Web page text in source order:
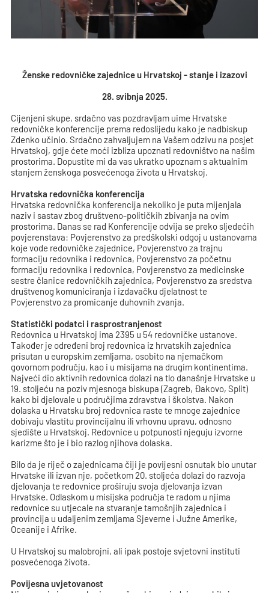
Ženske redovničke zajednice u Hrvatskoj - stanje i izazovi
28. svibnja 2025.
Cijenjeni skupe, srdačno vas pozdravljam uime Hrvatske
redovničke konferencije prema redoslijedu kako je nadbiskup
Zdenko učinio. Srdačno zahvaljujem na Vašem odzivu na posjet
Hrvatskoj, gdje ćete moći izbliza upoznati redovništvo na našim
prostorima. Dopustite mi da vas ukratko upoznam s aktualnim
stanjem ženskoga posvećenoga života u Hrvatskoj.
Hrvatska redovnička konferencija
Hrvatska redovnička konferencija nekoliko je puta mijenjala
naziv i sastav zbog društveno-političkih zbivanja na ovim
prostorima. Danas se rad Konferencije odvija se preko sljedećih
povjerenstava: Povjerenstvo za predškolski odgoj u ustanovama
koje vode redovničke zajednice, Povjerenstvo za trajnu
formaciju redovnika i redovnica, Povjerenstvo za početnu
formaciju redovnika i redovnica, Povjerenstvo za medicinske
sestre članice redovničkih zajednica, Povjerenstvo za sredstva
društvenog komuniciranja i izdavačku djelatnost te
Povjerenstvo za promicanje duhovnih zvanja.
Statistički podatci i rasprostranjenost
Redovnica u Hrvatskoj ima 2395 u 54 redovničke ustanove.
Također je određeni broj redovnica iz hrvatskih zajednica
prisutan u europskim zemljama, osobito na njemačkom
govornom području, kao i u misijama na drugim kontinentima.
Najveći dio aktivnih redovnica dolazi na tlo današnje Hrvatske u
19. stoljeću na poziv mjesnoga biskupa (Zagreb, Đakovo, Split)
kako bi djelovale u područjima zdravstva i školstva. Nakon
dolaska u Hrvatsku broj redovnica raste te mnoge zajednice
dobivaju vlastitu provincijalnu ili vrhovnu upravu, odnosno
sjedište u Hrvatskoj. Redovnice u potpunosti njeguju izvorne
karizme što je i bio razlog njihova dolaska.
Bilo da je riječ o zajednicama čiji je povijesni osnutak bio unutar
Hrvatske ili izvan nje, početkom 20. stoljeća dolazi do razvoja
djelovanja te redovnice proširuju svoja djelovanja izvan
Hrvatske. Odlaskom u misijska područja te radom u njima
redovnice su utjecale na stvaranje tamošnjih zajednica i
provincija u udaljenim zemljama Sjeverne i Južne Amerike,
Oceanije i Afrike.
U Hrvatskoj su malobrojni, ali ipak postoje svjetovni instituti
posvećenoga života.
Povijesna uvjetovanost